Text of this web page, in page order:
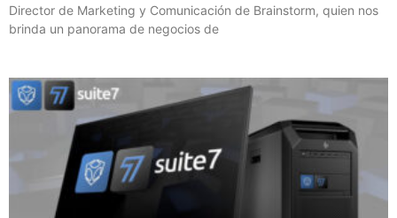
Director de Marketing y Comunicación de Brainstorm, quien nos
brinda un panorama de negocios de